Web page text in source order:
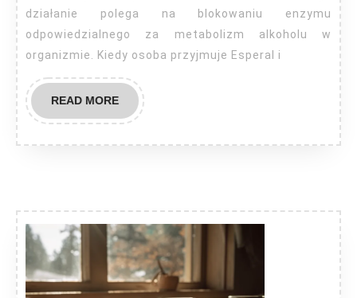
działanie polega na blokowaniu enzymu
odpowiedzialnego za metabolizm alkoholu w
organizmie. Kiedy osoba przyjmuje Esperal i
READ MOREREAD
MORE